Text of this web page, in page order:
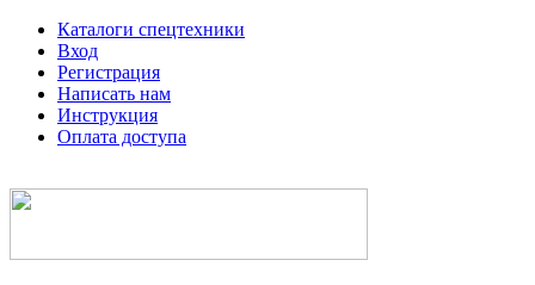
Каталоги спецтехники
Вход
Регистрация
Написать нам
Инструкция
Оплата доступа